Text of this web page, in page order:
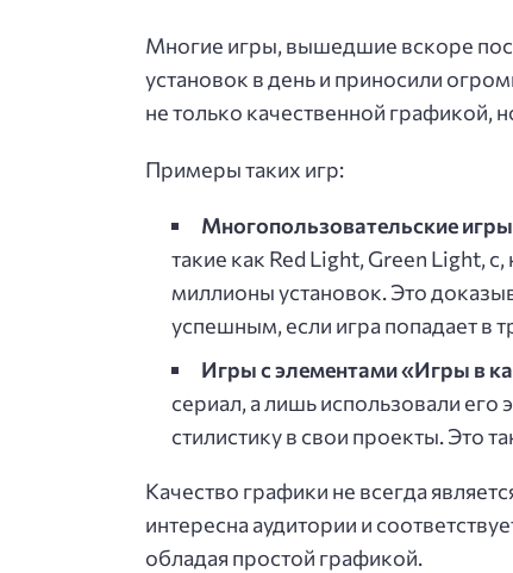
Многие игры, вышедшие вскоре
установок в день и приносили
не только качественной графикой,
Примеры таких игр:
Многопользовательские
такие как Red Light, Green Light,
миллионы установок. Это
успешным, если игра попадает в
Игры с элементами «Игры в
сериал, а лишь использовали
стилистику в свои проекты. Это
Качество графики не всегда
интересна аудитории и
обладая простой графикой.